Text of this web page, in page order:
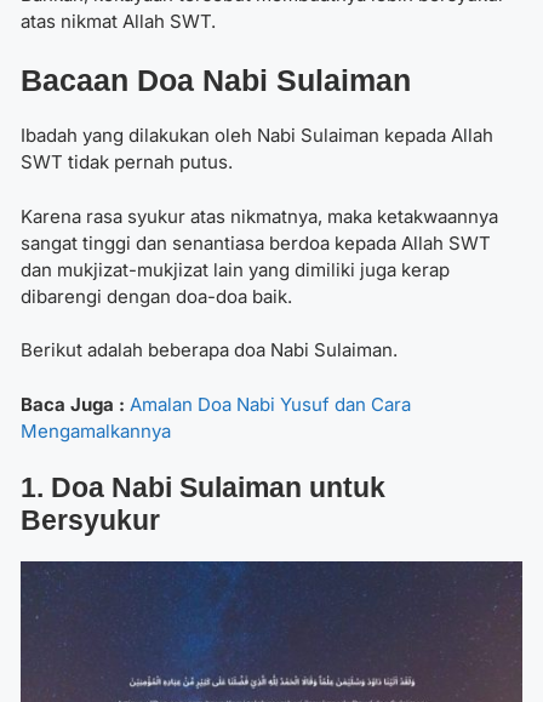
atas nikmat Allah SWT.
Bacaan Doa Nabi Sulaiman
Ibadah yang dilakukan oleh Nabi Sulaiman kepada Allah
SWT tidak pernah putus.
Karena rasa syukur atas nikmatnya, maka ketakwaannya
sangat tinggi dan senantiasa berdoa kepada Allah SWT
dan mukjizat-mukjizat lain yang dimiliki juga kerap
dibarengi dengan doa-doa baik.
Berikut adalah beberapa doa Nabi Sulaiman.
Baca Juga : Amalan Doa Nabi Yusuf dan Cara
Mengamalkannya
1. Doa Nabi Sulaiman untuk
Bersyukur